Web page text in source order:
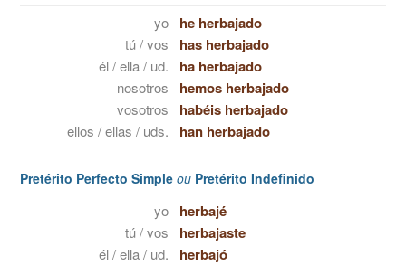
yo he herbajado
tú / vos has herbajado
él / ella / ud. ha herbajado
nosotros hemos herbajado
vosotros habéis herbajado
ellos / ellas / uds. han herbajado
Pretérito Perfecto Simple ou Pretérito Indefinido
yo herbajé
tú / vos herbajaste
él / ella / ud. herbajó